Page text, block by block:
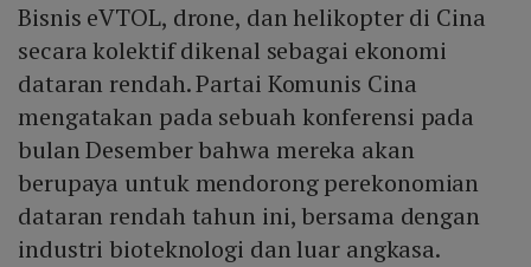
Bisnis eVTOL, drone, dan helikopter di Cina
secara kolektif dikenal sebagai ekonomi
dataran rendah. Partai Komunis Cina
mengatakan pada sebuah konferensi pada
bulan Desember bahwa mereka akan
berupaya untuk mendorong perekonomian
dataran rendah tahun ini, bersama dengan
industri bioteknologi dan luar angkasa.